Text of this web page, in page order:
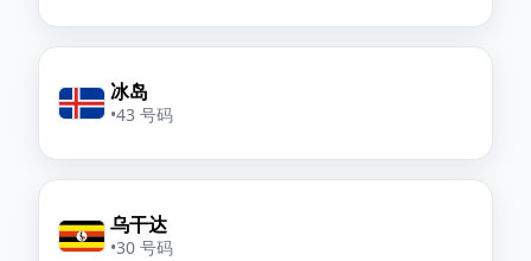
冰岛
•43 号码
乌干达
•30 号码